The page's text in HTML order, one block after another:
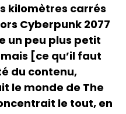
kilomètres carrés
Cyberpunk 2077
un peu plus petit
[ce qu’il faut
du contenu,
le monde de The
le tout, en